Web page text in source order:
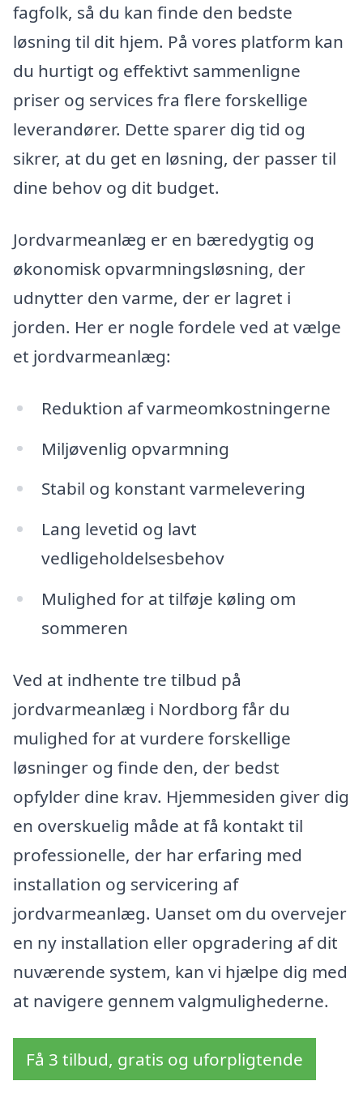
fagfolk, så du kan finde den bedste
løsning til dit hjem. På vores platform kan
du hurtigt og effektivt sammenligne
priser og services fra flere forskellige
leverandører. Dette sparer dig tid og
sikrer, at du get en løsning, der passer til
dine behov og dit budget.
Jordvarmeanlæg er en bæredygtig og
økonomisk opvarmningsløsning, der
udnytter den varme, der er lagret i
jorden. Her er nogle fordele ved at vælge
et jordvarmeanlæg:
Reduktion af varmeomkostningerne
Miljøvenlig opvarmning
Stabil og konstant varmelevering
Lang levetid og lavt
vedligeholdelsesbehov
Mulighed for at tilføje køling om
sommeren
Ved at indhente tre tilbud på
jordvarmeanlæg i Nordborg får du
mulighed for at vurdere forskellige
løsninger og finde den, der bedst
opfylder dine krav. Hjemmesiden giver dig
en overskuelig måde at få kontakt til
professionelle, der har erfaring med
installation og servicering af
jordvarmeanlæg. Uanset om du overvejer
en ny installation eller opgradering af dit
nuværende system, kan vi hjælpe dig med
at navigere gennem valgmulighederne.
Få 3 tilbud, gratis og uforpligtende